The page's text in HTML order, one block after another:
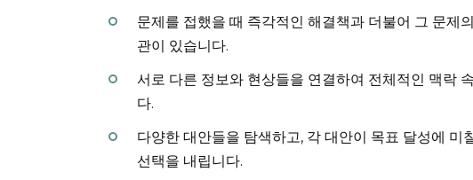
문제를 접했을 때 즉각적인 해결책과 더불어 그 문제
관이 있습니다.
서로 다른 정보와 현상들을 연결하여 전체적인 맥락
다.
다양한 대안들을 탐색하고, 각 대안이 목표 달성에 미
선택을 내립니다.